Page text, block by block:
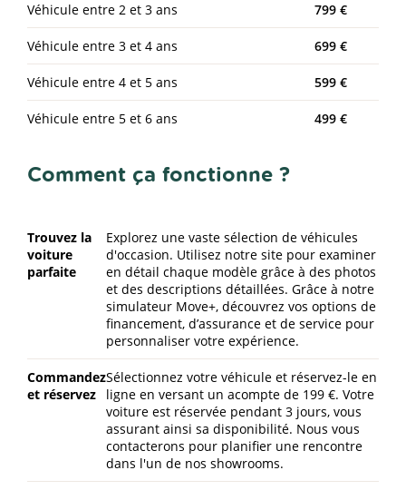
Véhicule entre 2 et 3 ans 799 €
Véhicule entre 3 et 4 ans 699 €
Véhicule entre 4 et 5 ans 599 €
Véhicule entre 5 et 6 ans 499 €
Comment ça fonctionne ?
Trouvez la
voiture
parfaite
Explorez une vaste sélection de véhicules
d'occasion. Utilisez notre site pour examiner
en détail chaque modèle grâce à des photos
et des descriptions détaillées. Grâce à notre
simulateur Move+, découvrez vos options de
financement, d’assurance et de service pour
personnaliser votre expérience.
Commandez
et réservez
Sélectionnez votre véhicule et réservez-le en
ligne en versant un acompte de 199 €. Votre
voiture est réservée pendant 3 jours, vous
assurant ainsi sa disponibilité. Nous vous
contacterons pour planifier une rencontre
dans l'un de nos showrooms.